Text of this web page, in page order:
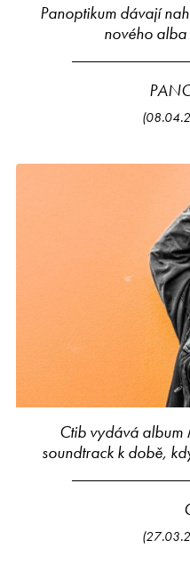
Panoptikum dávají
nového
Ctib vydává album
soundtrack k době,